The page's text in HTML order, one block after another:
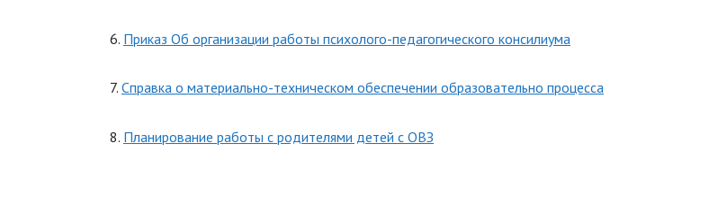
6. Приказ Об организации работы психолого-педагогического консилиума
7. Справка о материально-техническом обеспечении образовательно процесса
8. Планирование работы с родителями детей с ОВЗ